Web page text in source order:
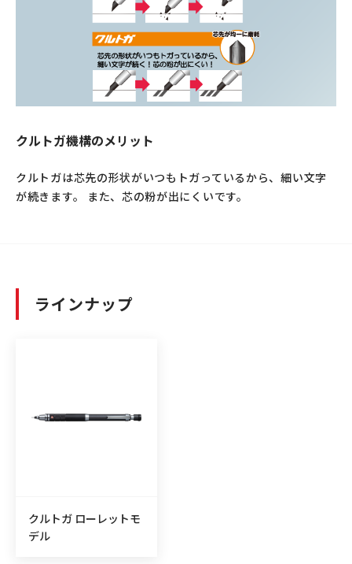
クルトガ機構のメリット
クルトガは芯先の形状がいつもトガっているから、細い文字
が続きます。 また、芯の粉が出にくいです。
ラインナップ
クルトガ ローレットモ
デル